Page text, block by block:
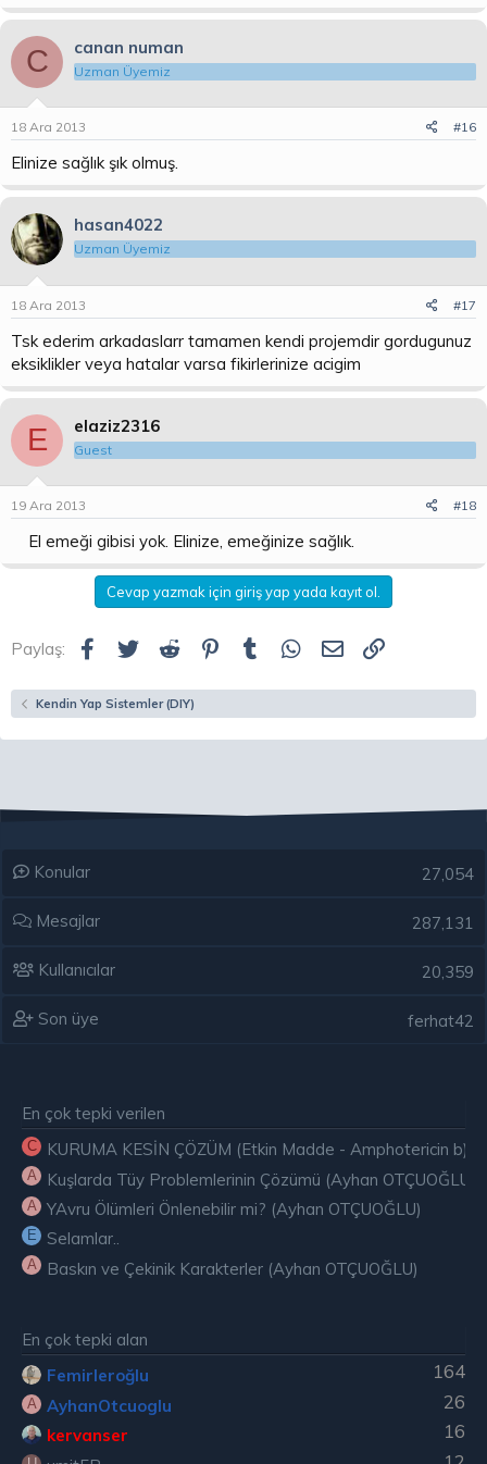
C canan numan
Uzman Üyemiz
18 Ara 2013 #16
Elinize sağlık şık olmuş.
hasan4022
Uzman Üyemiz
18 Ara 2013 #17
Tsk ederim arkadaslarr tamamen kendi projemdir gordugunuz
eksiklikler veya hatalar varsa fikirlerinize acigim
E elaziz2316
Guest
19 Ara 2013 #18
El emeği gibisi yok. Elinize, emeğinize sağlık.
Cevap yazmak için giriş yap yada kayıt ol.
Paylaş: Facebook
TwitterReddit Pinterest
Tumblr WhatsApp
E-postaLink
Kendin Yap Sistemler (DIY)
Konular 27,054
Mesajlar 287,131
Kullanıcılar 20,359
Son üye ferhat42
En çok tepki verilen
C KURUMA KESİN ÇÖZÜM (Etkin Madde - Amphotericin b)
A Kuşlarda Tüy Problemlerinin Çözümü (Ayhan OTÇUOĞLU)
A YAvru Ölümleri Önlenebilir mi? (Ayhan OTÇUOĞLU)
E Selamlar..
A Baskın ve Çekinik Karakterler (Ayhan OTÇUOĞLU)
En çok tepki alan
164
Femirleroğlu
A 26
AyhanOtcuoglu
16
kervanser